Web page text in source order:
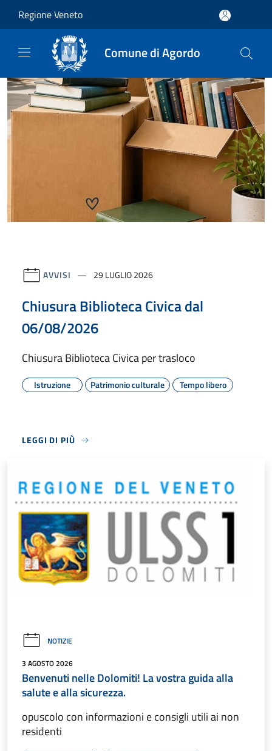
Regione Veneto
Comune di Agordo
AVVISI 29 LUGLIO 2026
Chiusura Biblioteca Civica dal
06/08/2026
Chiusura Biblioteca Civica per trasloco
Istruzione Patrimonio culturale Tempo libero
LEGGI DI PIÙ
NOTIZIE
3 AGOSTO 2026
Benvenuti nelle Dolomiti! La vostra guida alla
salute e alla sicurezza.
opuscolo con informazioni e consigli utili ai non
residenti